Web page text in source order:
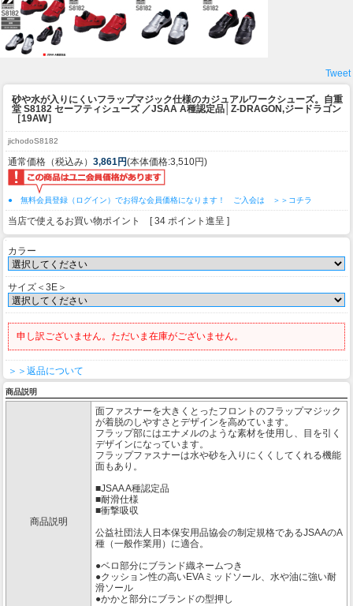
Tweet
砂や水が入りにくいフラップマジック仕様のカジュアルワークシューズ。 自重
堂 S8182 セーフティシューズ ／JSAA A種認定品│Z-DRAGON,ジードラゴン
［19AW］
jichodoS8182
通常価格（税込み） 3,861円(本体価格:3,510円)
● 無料会員登録（ログイン）でお得な会員価格になります！ ご入会は ＞＞コチラ
当店で使えるお買い物ポイント [ 34 ポイント進呈 ]
カラー
サイズ＜3E＞
申し訳ございません。ただいま在庫がございません。
＞＞返品について
商品説明
商品説明
面ファスナーを大きくとったフロントのフラップマジック
が着脱のしやすさとデザインを高めています。
フラップ部にはエナメルのような素材を使用し、目を引く
デザインになっています。
フラップファスナーは水や砂を入りにくくしてくれる機能
面もあり。
■JSAA A種認定品
■耐滑仕様
■衝撃吸収
公益社団法人日本保安用品協会の制定規格であるJSAAのA
種（一般作業用）に適合。
●ベロ部分にブランド織ネームつき
●クッション性の高いEVAミッドソール、水や油に強い耐
滑ソール
●かかと部分にブランドの型押し